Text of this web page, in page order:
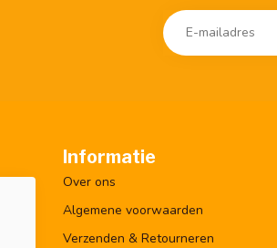
Informatie
Over ons
Algemene voorwaarden
Verzenden & Retourneren